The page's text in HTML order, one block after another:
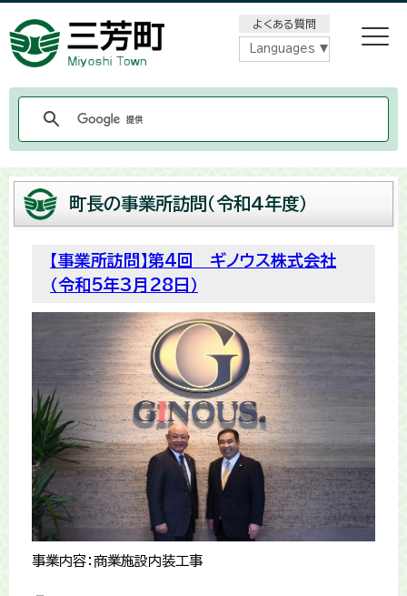
よくある質問
Languages
町長の事業所訪問（令和4年度）
【事業所訪問】第4回 ギノウス株式会社
（令和5年3月28日）
事業内容：商業施設内装工事